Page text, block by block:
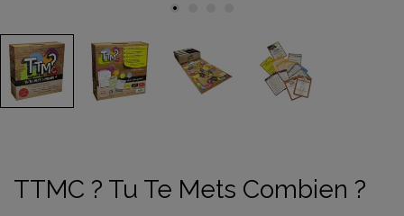
TTMC ? Tu Te Mets Combien ?